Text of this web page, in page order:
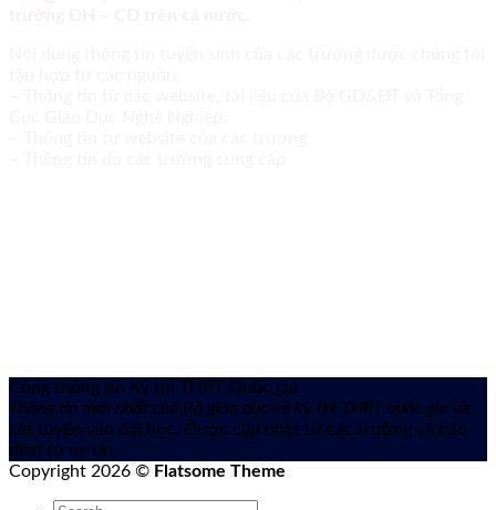
Cổng thông tin Kỳ thi THPT Quốc gia
Thông tin mới nhất của Bộ giáo dục về kỳ thi THPT quốc gia và
xét tuyển vào đại học. Được cập nhật từ các trường và báo
điện tử uy tín.
Copyright 2026 © Flatsome Theme